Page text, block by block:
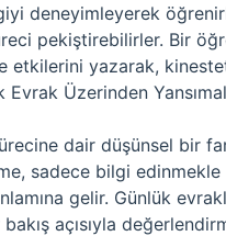
deneyimleyerek
pekiştirebilirler. Bir
etkilerini yazarak,
Evrak Üzerinden
dair düşünsel bir
sadece bilgi
gelir. Günlük
açısıyla